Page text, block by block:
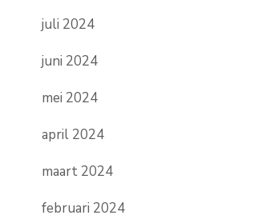
juli 2024
juni 2024
mei 2024
april 2024
maart 2024
februari 2024